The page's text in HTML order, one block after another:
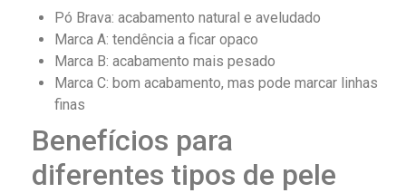
Pó Brava: acabamento natural e aveludado
Marca A: tendência a ficar opaco
Marca B: acabamento mais pesado
Marca C: bom acabamento, mas pode marcar linhas
finas
Benefícios para
diferentes tipos de pele